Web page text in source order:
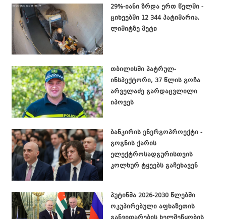
29%-იანი ზრდა ერთ წელში -
ციხეებში 12 344 პატიმარია,
ლიმიტზე მეტი
თბილისში პატრულ-
ინსპექტორი, 37 წლის გოჩა
არველაძე გარდაცვლილი
იპოვეს
ბანკირის ენერგოპროექტი -
გოგნის ქარის
ელექტროსადგურისთვის
კოლხურ ტყეებს გაჩეხავენ
პუტინმა 2026-2030 წლებში
ოკუპირებული აფხაზეთის
განვითარების ხელშეწყობის